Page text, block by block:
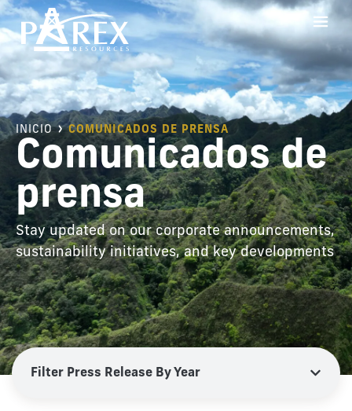
INICIO COMUNICADOS DE PRENSA
Comunicados de
prensa
Stay updated on our corporate announcements,
sustainability initiatives, and key developments